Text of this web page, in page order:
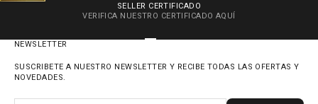
SELLER CERTIFICADO
VERIFICA NUESTRO CERTIFICADO AQUÍ
NEWSLETTER
SUSCRIBETE A NUESTRO NEWSLETTER Y RECIBE TODAS LAS OFERTAS Y
NOVEDADES.